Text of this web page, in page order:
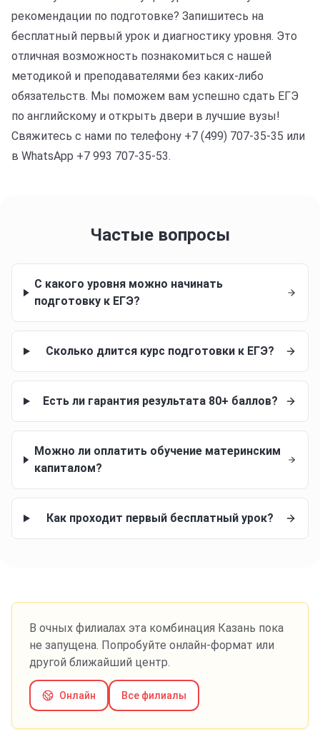
рекомендации по подготовке? Запишитесь на
бесплатный первый урок и диагностику уровня. Это
отличная возможность познакомиться с нашей
методикой и преподавателями без каких-либо
обязательств. Мы поможем вам успешно сдать ЕГЭ
по английскому и открыть двери в лучшие вузы!
Свяжитесь с нами по телефону +7 (499) 707-35-35 или
в WhatsApp +7 993 707-35-53.
Частые вопросы
С какого уровня можно начинать
подготовку к ЕГЭ?
Сколько длится курс подготовки к ЕГЭ?
Есть ли гарантия результата 80+ баллов?
Можно ли оплатить обучение материнским
капиталом?
Как проходит первый бесплатный урок?
В очных филиалах эта комбинация Казань пока
не запущена. Попробуйте онлайн-формат или
другой ближайший центр.
Онлайн Все филиалы